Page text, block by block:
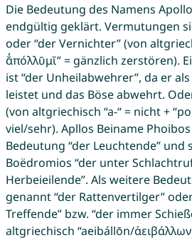
Die Bedeutung des Namens
endgültig geklärt. Vermutungen
oder “der Vernichter” (von
ᾰ̓πόλλῡμῐ” = gänzlich zerstören).
ist “der Unheilabwehrer”, da er
leistet und das Böse abwehrt.
(von altgriechisch “a-“ = nicht +
viel/sehr). Apllos Beiname
Bedeutung “der Leuchtende” und
Boëdromios “der unter
Herbeieilende”. Als weitere
genannt “der Rattenvertilger”
Treffende” bzw. “der immer
altgriechisch “aeibállōn/